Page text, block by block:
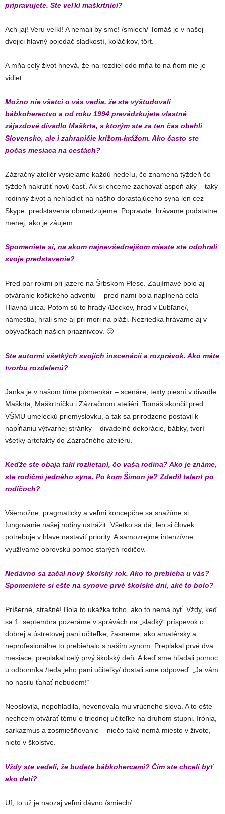
pripravujete. Ste veľkí maškrtníci?
Ach jaj! Veru veľkí! A nemali by sme! /smiech/ Tomáš je v našej
dvojici hlavný pojedač sladkostí, koláčikov, tôrt.
A mňa celý život hnevá, že na rozdiel odo mňa to na ňom nie je
vidieť.
Možno nie všetci o vás vedia, že ste vyštudovali
bábkoherectvo a od roku 1994 prevádzkujete vlastné
zájazdové divadlo Maškrta, s ktorým ste za ten čas obehli
Slovensko, ale i zahraničie krížom-krážom. Ako často ste
počas mesiaca na cestách?
Zázračný ateliér vysielame každú nedeľu, čo znamená týždeň čo
týždeň nakrútiť novú časť. Ak si chceme zachovať aspoň aký – taký
rodinný život a nehľadieť na nášho dorastajúceho syna len cez
Skype, predstavenia obmedzujeme. Popravde, hrávame podstatne
menej, ako je záujem.
Spomeniete si, na akom najnevšednejšom mieste ste odohrali
svoje predstavenie?
Pred pár rokmi pri jazere na Šrbskom Plese. Zaujímavé bolo aj
otváranie košického adventu – pred nami bola naplnená celá
Hlavná ulica. Potom sú to hrady /Beckov, hrad v Ľubľane/,
námestia, hrali sme aj pri mori na pláži. Nezriedka hrávame aj v
obývačkách našich priaznivcov. 🙂
Ste autormi všetkých svojich inscenácií a rozprávok. Ako máte
tvorbu rozdelenú?
Janka je v našom tíme písmenkár – scenáre, texty piesní v divadle
Maškrta, Maškrtníčku i Zázračnom ateliéri. Tomáš skončil pred
VŠMU umeleckú priemyslovku, a tak sa prirodzene postavil k
napĺňaniu výtvarnej stránky – divadelné dekorácie, bábky, tvorí
všetky artefakty do Zázračného ateliéru.
Keďže ste obaja takí rozlietaní, čo vaša rodina? Ako je známe,
ste rodičmi jedného syna. Po kom Šimon je? Zdedil talent po
rodičoch?
Všemožne, pragmaticky a veľmi koncepčne sa snažíme si
fungovanie našej rodiny ustrážiť. Všetko sa dá, len si človek
potrebuje v hlave nastaviť priority. A samozrejme intenzívne
využívame obrovskú pomoc starých rodičov.
Nedávno sa začal nový školský rok. Ako to prebieha u vás?
Spomeniete si ešte na synove prvé školské dni, aké to bolo?
Príšerné, strašné! Bola to ukážka toho, ako to nemá byť. Vždy, keď
sa 1. septembra pozeráme v správách na „sladký“ príspevok o
dobrej a ústretovej pani učiteľke, žasneme, ako amatérsky a
neprofesionálne to prebiehalo s naším synom. Preplakal prvé dva
mesiace, preplakal celý prvý školský deň. A keď sme hľadali pomoc
u odborníka /teda jeho pani učiteľky/ dostali sme odpoveď: „Ja vám
ho nasilu ťahať nebudem!“
Neoslovila, nepohladila, nevenovala mu vrúcneho slova. A to ešte
nechcem otvárať tému o triednej učiteľke na druhom stupni. Irónia,
sarkazmus a zosmiešňovanie – niečo také nemá miesto v živote,
nieto v školstve.
Vždy ste vedeli, že budete bábkohercami? Čím ste chceli byť
ako deti?
Uf, to už je naozaj veľmi dávno /smiech/.